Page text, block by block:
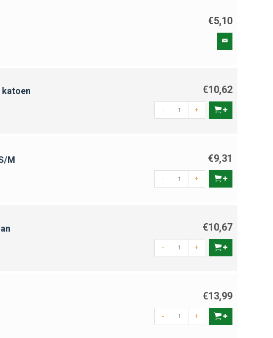
€5,10
katoen €10,62
- +
M €9,31
- +
€10,67
- +
€13,99
- +